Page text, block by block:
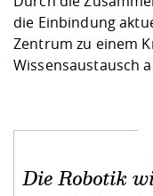
die Einbindung
Zentrum zu einem
Wissensaustausch
Die Robotik